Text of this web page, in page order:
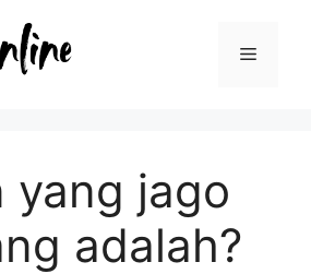
Menu
yang jago
adalah?